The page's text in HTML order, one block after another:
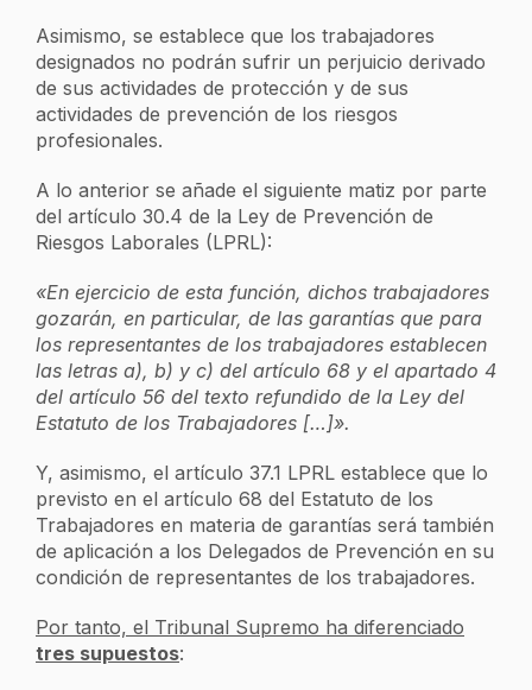
Asimismo, se establece que los trabajadores
designados no podrán sufrir un perjuicio derivado
de sus actividades de protección y de sus
actividades de prevención de los riesgos
profesionales.
A lo anterior se añade el siguiente matiz por parte
del artículo 30.4 de la Ley de Prevención de
Riesgos Laborales (LPRL):
«En ejercicio de esta función, dichos trabajadores
gozarán, en particular, de las garantías que para
los representantes de los trabajadores establecen
las letras a), b) y c) del artículo 68 y el apartado 4
del artículo 56 del texto refundido de la Ley del
Estatuto de los Trabajadores […]».
Y, asimismo, el artículo 37.1 LPRL establece que lo
previsto en el artículo 68 del Estatuto de los
Trabajadores en materia de garantías será también
de aplicación a los Delegados de Prevención en su
condición de representantes de los trabajadores.
Por tanto, el Tribunal Supremo ha diferenciado
tres supuestos: